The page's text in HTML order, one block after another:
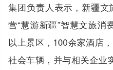
集团负责人表示，新疆
营“慧游新疆”智慧文旅消
以上景区，100余家酒店
社会车辆，并与相关企业